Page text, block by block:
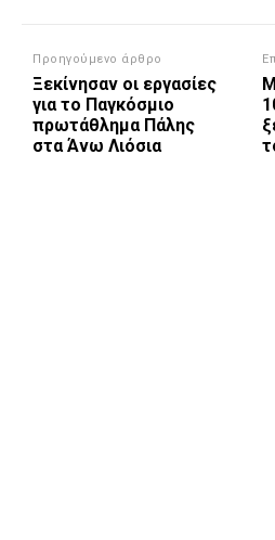
Προηγούμενο άρθρο
Ξεκίνησαν οι εργασίες
για το Παγκόσμιο
πρωτάθλημα Πάλης
στα Άνω Λιόσια